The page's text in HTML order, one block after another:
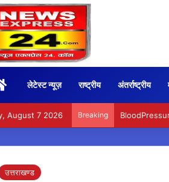
Homeलेटेस्ट न्यूज़ राष्ट्रीय अंतर्राष्ट्रीय
August 7 2026 Breaking BloodPressure
उत्तराखण्ड